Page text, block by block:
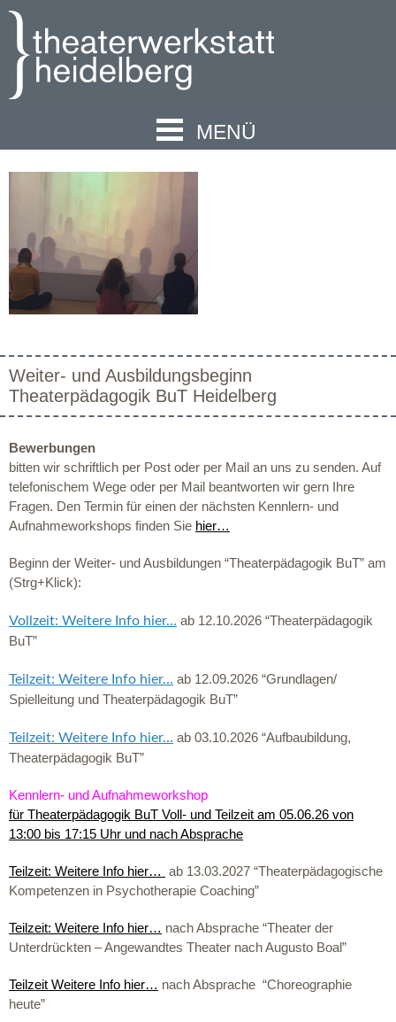
MENÜ
Weiter- und Ausbildungsbeginn
Theaterpädagogik BuT Heidelberg
Bewerbungen
bitten wir schriftlich per Post oder per Mail an uns zu senden. Auf
telefonischem Wege oder per Mail beantworten wir gern Ihre
Fragen. Den Termin für einen der nächsten Kennlern- und
Aufnahmeworkshops finden Sie hier…
Beginn der Weiter- und Ausbildungen “Theaterpädagogik BuT” am
(Strg+Klick):
Vollzeit: Weitere Info hier… ab 12.10.2026 “Theaterpädagogik
BuT”
Teilzeit: Weitere Info hier… ab 12.09.2026 “Grundlagen/
Spielleitung und Theaterpädagogik BuT”
Teilzeit: Weitere Info hier… ab 03.10.2026 “Aufbaubildung,
Theaterpädagogik BuT”
Kennlern- und Aufnahmeworkshop
für Theaterpädagogik BuT Voll- und Teilzeit am 05.06.26 von
13:00 bis 17:15 Uhr und nach Absprache
Teilzeit: Weitere Info hier… ab 13.03.2027 “Theaterpädagogische
Kompetenzen in Psychotherapie Coaching”
Teilzeit: Weitere Info hier… nach Absprache “Theater der
Unterdrückten – Angewandtes Theater nach Augusto Boal”
Teilzeit Weitere Info hier… nach Absprache “Choreographie
heute”